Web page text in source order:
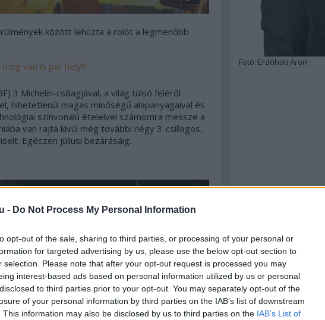
- Do Not Process My Personal Information
opt-out of the sale, sharing to third parties, or processing of your personal or
for targeted advertising by us, please use the below opt-out section to
selection. Please note that after your opt-out request is processed you may
interest-based ads based on personal information utilized by us or personal
to third parties prior to your opt-out. You may separately opt-out of the
of your personal information by third parties on the IAB’s list of downstream
This information may also be disclosed by us to third parties on the IAB’s List of
között lehúzta a rolót a legmenőbb
van is pár hely!!!
3 Michelin-csillagjával, a világ túlsó feléről
hihetetlenül magas minőségű alapanyagaival és
színvonalú ételeivel számomra messze a
van rajta kívül még további négy 3-csillagos,
Egészen júliusi bezárásáig.
Fotó: Erdőháti Áron